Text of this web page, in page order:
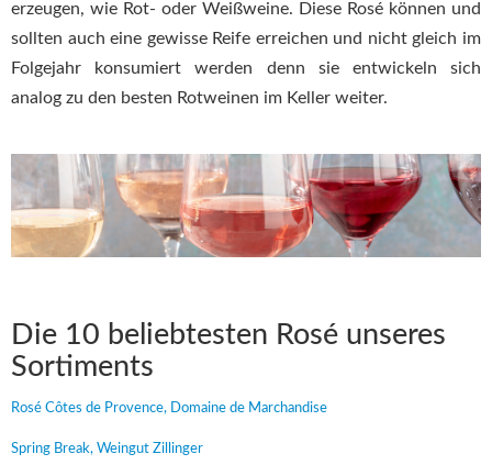
erzeugen, wie Rot- oder Weißweine. Diese Rosé können und
sollten auch eine gewisse Reife erreichen und nicht gleich im
Folgejahr konsumiert werden denn sie entwickeln sich
analog zu den besten Rotweinen im Keller weiter.
Die 10 beliebtesten Rosé unseres
Sortiments
Rosé Côtes de Provence, Domaine de Marchandise
Spring Break, Weingut Zillinger